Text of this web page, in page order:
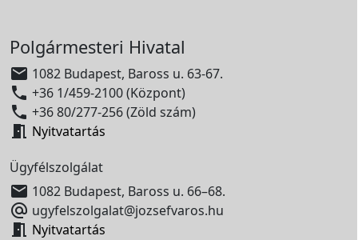
Polgármesteri Hivatal
 1082 Budapest, Baross u. 63-67.
 +36 1/459-2100 (Központ)
 +36 80/277-256 (Zöld szám)
 Nyitvatartás
Ügyfélszolgálat
 1082 Budapest, Baross u. 66–68.
 ugyfelszolgalat@jozsefvaros.hu
 Nyitvatartás